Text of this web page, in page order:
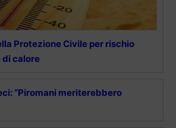
Protezione Civile per rischio
di calore
“Piromani meriterebbero